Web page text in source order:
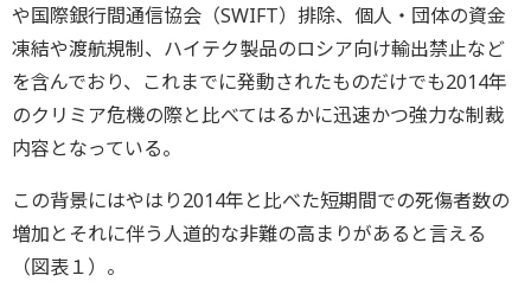
や国際銀行間通信協会（SWIFT）排除、個人・団体の資金
凍結や渡航規制、ハイテク製品のロシア向け輸出禁止など
を含んでおり、これまでに発動されたものだけでも2014年
のクリミア危機の際と比べてはるかに迅速かつ強力な制裁
内容となっている。
この背景にはやはり2014年と比べた短期間での死傷者数の
増加とそれに伴う人道的な非難の高まりがあると言える
（図表１）。